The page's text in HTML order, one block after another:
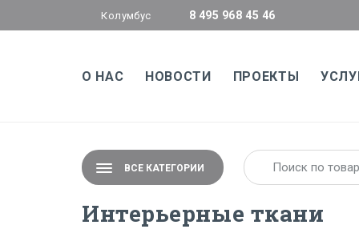
Колумбус 8 495 968 45 46
О НАС НОВОСТИ ПРОЕКТЫ
ВСЕ КАТЕГОРИИ
Интерьерные ткани